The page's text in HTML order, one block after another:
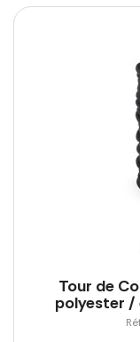
Tour de
polyester /